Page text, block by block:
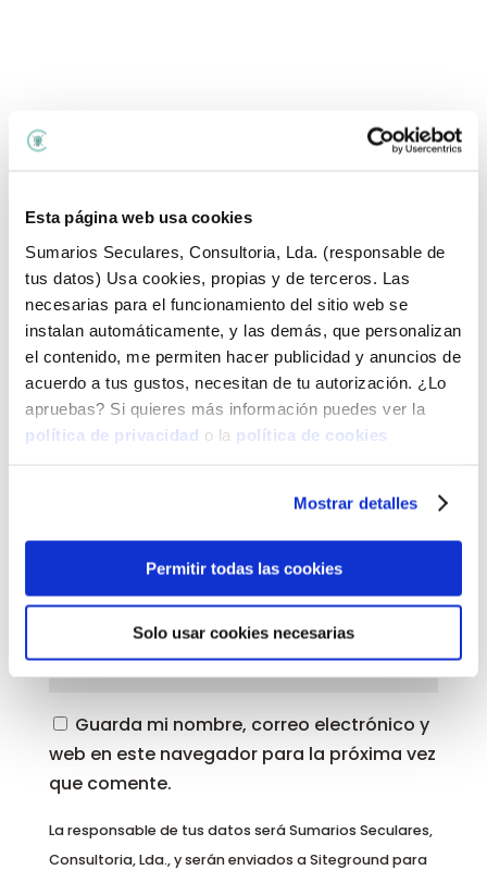
Esta página web usa cookies
Sumarios Seculares, Consultoria, Lda. (responsable de
tus datos) Usa cookies, propias y de terceros. Las
necesarias para el funcionamiento del sitio web se
instalan automáticamente, y las demás, que personalizan
el contenido, me permiten hacer publicidad y anuncios de
acuerdo a tus gustos, necesitan de tu autorización. ¿Lo
apruebas? Si quieres más información puedes ver la
política de privacidad o la política de cookies
Mostrar detalles
Permitir todas las cookies
Solo usar cookies necesarias
publicada.Los campos obligatorios están
marcados con *
Guarda mi nombre, correo electrónico y
web en este navegador para la próxima vez
que comente.
La responsable de tus datos será Sumarios Seculares,
Consultoria, Lda., y serán enviados a Siteground para